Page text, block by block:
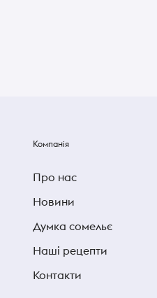
Компанія
Про нас
Новини
Думка сомельє
Наші рецепти
Контакти